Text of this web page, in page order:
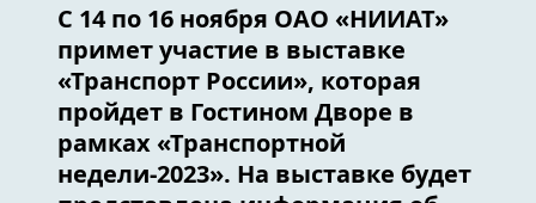
С 14 по 16 ноября ОАО «НИИАТ»
примет участие в выставке
«Транспорт России», которая
пройдет в Гостином Дворе в
рамках «Транспортной
недели-2023». На выставке будет